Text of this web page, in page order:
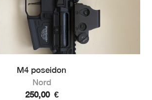
M4 poseidon
Nord
250,00 €